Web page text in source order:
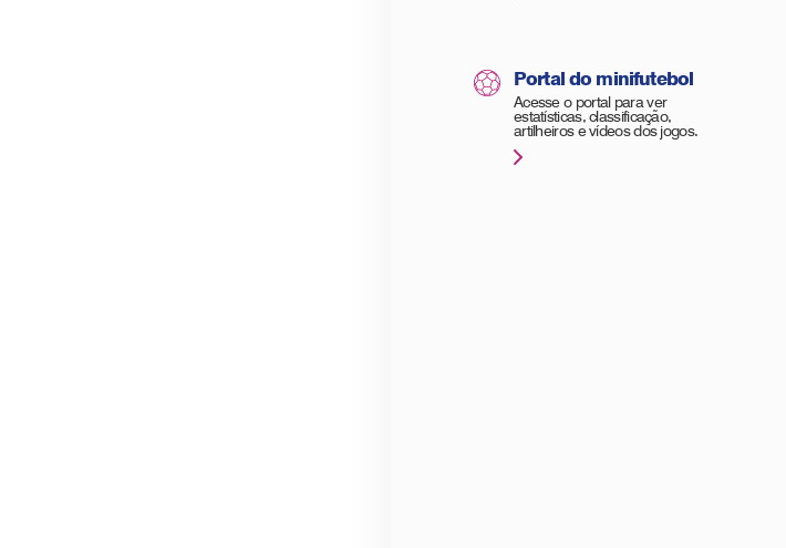
Portal do minifutebol
Acesse o portal para ver
estatísticas, classificação,
artilheiros e vídeos dos jogos.